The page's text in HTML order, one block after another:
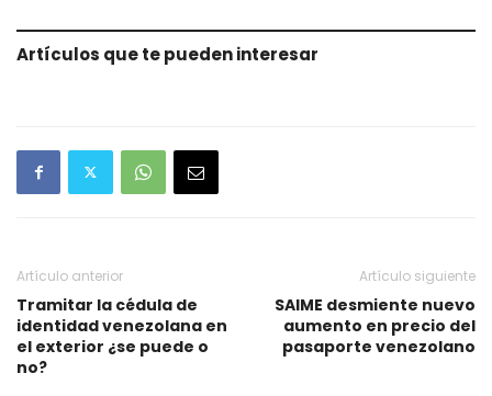
Artículos que te pueden interesar
Artículo anterior
Tramitar la cédula de
identidad venezolana en
el exterior ¿se puede o
no?
Artículo siguiente
SAIME desmiente nuevo
aumento en precio del
pasaporte venezolano